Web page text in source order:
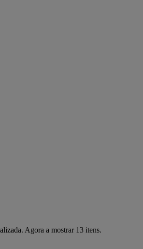
Agora a mostrar 13 itens.